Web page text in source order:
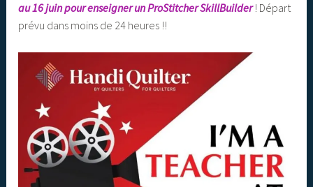
au 16 juin pour enseigner unProStitcher SkillBuilder! Départ
prévu dans moins de 24 heures !!